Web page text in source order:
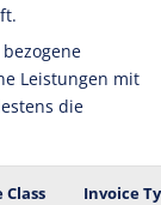
Leistungen mit
die
Class Invoice